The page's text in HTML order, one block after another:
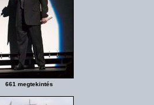
661 megtekintés